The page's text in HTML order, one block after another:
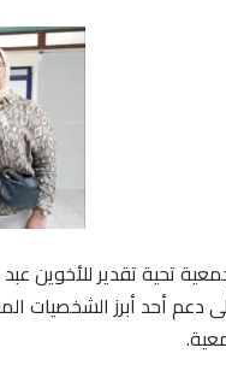
تحية تقدير للأخوين
دعم أحد أبرز